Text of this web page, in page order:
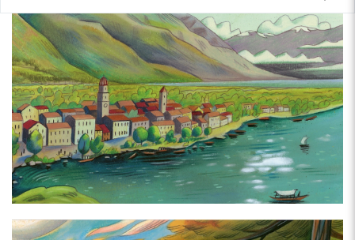
• Vue imprenable sur la Suisse
• Dessins grand format
• Une collection pour les collectionneurs et les amateurs de
bonnes histoires
• Pour petits et grands